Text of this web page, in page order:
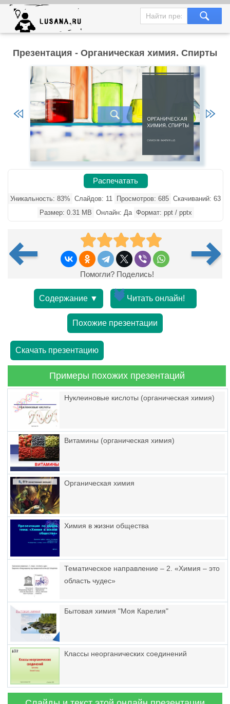
Презентация - Органическая химия. Спирты
Распечатать
Уникальность: 83% Слайдов: 11 Просмотров: 685 Скачиваний: 63
Размер: 0.31 MB Онлайн: Да Формат: ppt / pptx
Помогли? Поделись!
Содержание ▼ Читать онлайн!
Похожие презентации
Скачать презентацию
Примеры похожих презентаций
Нуклеиновые кислоты (органическая химия)
Витамины (органическая химия)
Органическая химия
Химия в жизни общества
Тематическое направление – 2. «Химия – это
область чудес»
Бытовая химия "Моя Карелия"
Классы неорганических соединений